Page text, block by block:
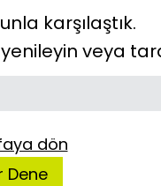
karşılaştık.
veya
dön
Dene